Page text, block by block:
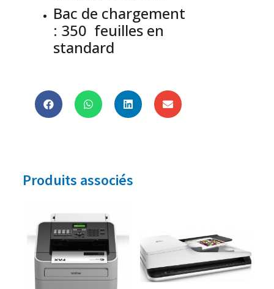
Bac de chargement
: 350 feuilles en
standard
Produits associés